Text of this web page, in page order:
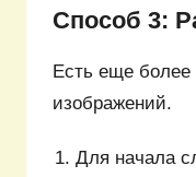
Способ 3:
Есть еще более
изображений.
Для начала